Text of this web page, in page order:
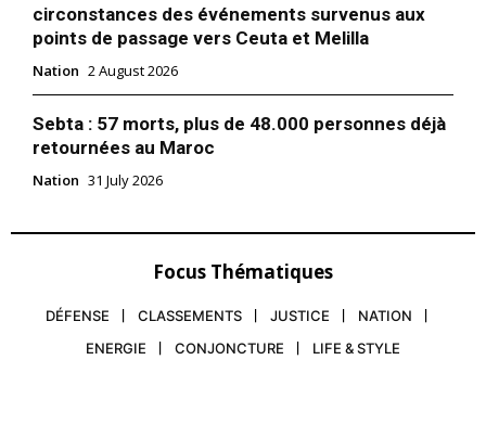
circonstances des événements survenus aux
points de passage vers Ceuta et Melilla
Nation 2 August 2026
Sebta : 57 morts, plus de 48.000 personnes déjà
retournées au Maroc
Nation 31 July 2026
Focus Thématiques
DÉFENSE CLASSEMENTS JUSTICE
NATION
ENERGIE
CONJONCTURE LIFE & STYLE